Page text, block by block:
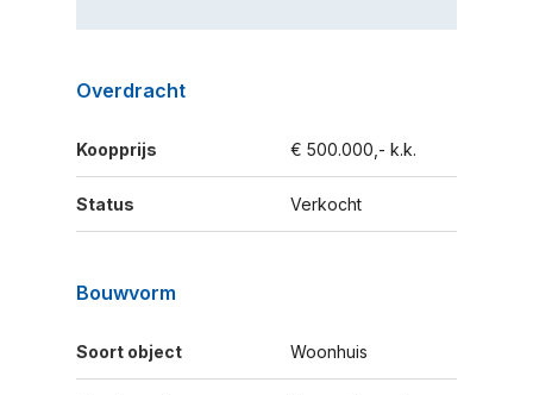
Overdracht
Koopprijs € 500.000,- k.k.
Status Verkocht
Bouwvorm
Soort object Woonhuis